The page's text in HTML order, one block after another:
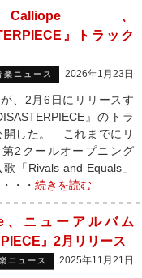
、
』トラック
楽ニュース 2026年1月23日
、2月6日にリリースす
』のトラ
開した。 これまでにリ
2クールオープニング
「Rivals and Equals」
・・ 続きを読む
、ニューアルバム
』2月リリース
ニュース 2025年11月21日